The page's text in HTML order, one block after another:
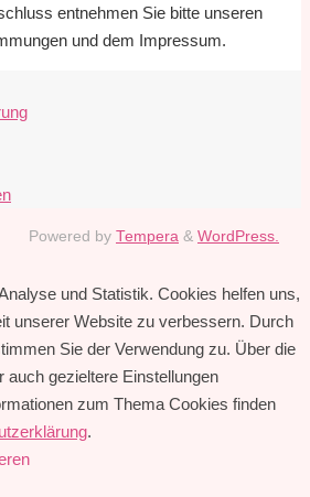
entnehmen Sie bitte unseren
und dem Impressum.
Powered by Tempera & WordPress.
und Statistik. Cookies helfen uns,
unserer Website zu verbessern. Durch
Sie der Verwendung zu. Über die
auch gezieltere Einstellungen
zum Thema Cookies finden
.